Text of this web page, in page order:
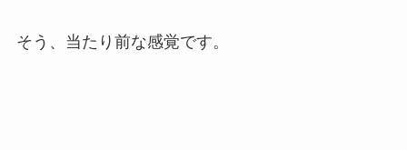
そう、当たり前な感覚です。